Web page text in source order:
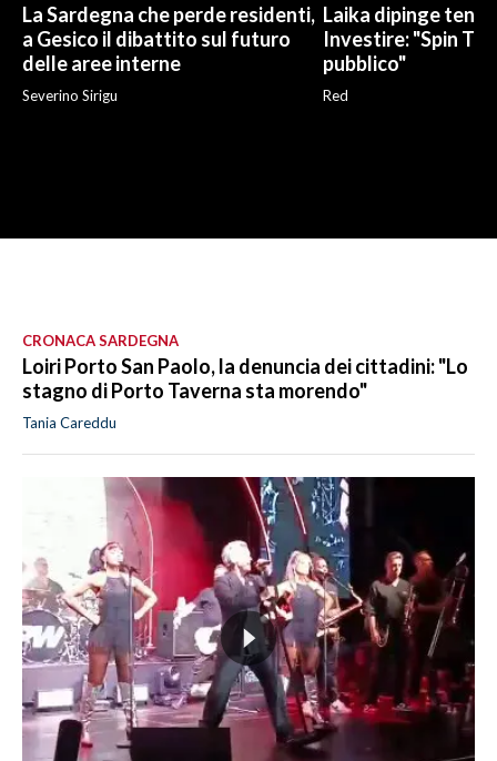
La Sardegna che perde residenti,
a Gesico il dibattito sul futuro
delle aree interne
Severino Sirigu
Laika dipinge
Investire: "Spin
pubblico"
Red
CRONACA SARDEGNA
Loiri Porto San Paolo, la denuncia dei cittadini: "Lo
stagno di Porto Taverna sta morendo"
Tania Careddu